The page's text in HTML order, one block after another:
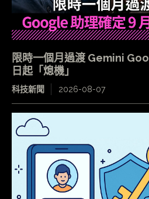
限時一個月過渡 Gemini
日起「熄機」
科技新聞 2026-08-07